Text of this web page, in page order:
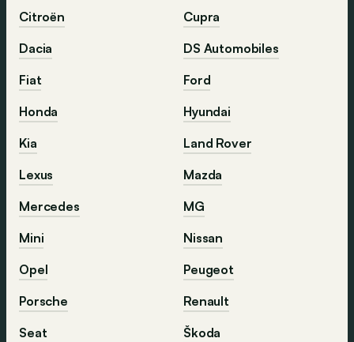
Citroën
Cupra
Dacia
DS Automobiles
Fiat
Ford
Honda
Hyundai
Kia
Land Rover
Lexus
Mazda
Mercedes
MG
Mini
Nissan
Opel
Peugeot
Porsche
Renault
Seat
Škoda